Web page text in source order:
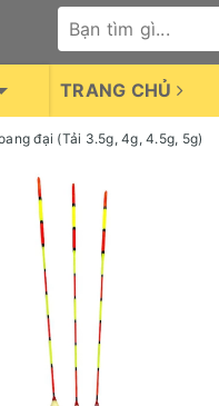
TRANG CHỦ
đại (Tải 3.5g, 4g, 4.5g, 5g)